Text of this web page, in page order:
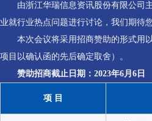
由浙江华瑞信息资讯股份有限公司主
业就行业热点问题进行讨论，我们期待
本次会议将采用招商赞助的形式用以
项目以确认函的先后确定取舍）。
赞助招商截止日期：2023年6月6日
项 目